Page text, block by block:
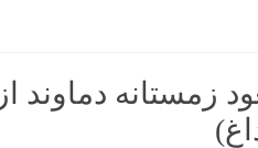
زمستانه دماوند